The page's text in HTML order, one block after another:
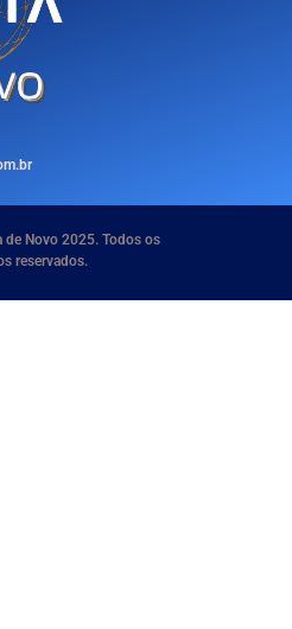
de Novo 2025. Todos os
reservados.